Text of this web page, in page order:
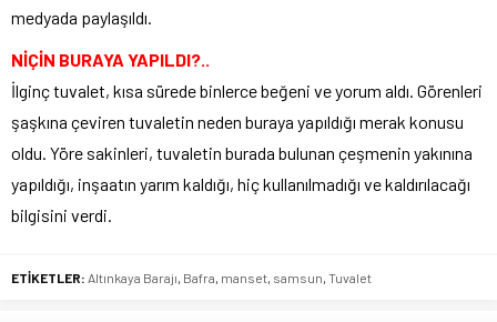
medyada paylaşıldı.
NİÇİN BURAYA YAPILDI?..
İlginç tuvalet, kısa sürede binlerce beğeni ve yorum aldı. Görenleri
şaşkına çeviren tuvaletin neden buraya yapıldığı merak konusu
oldu. Yöre sakinleri, tuvaletin burada bulunan çeşmenin yakınına
yapıldığı, inşaatın yarım kaldığı, hiç kullanılmadığı ve kaldırılacağı
bilgisini verdi.
ETİKETLER: Altınkaya Barajı, Bafra, manset, samsun, Tuvalet